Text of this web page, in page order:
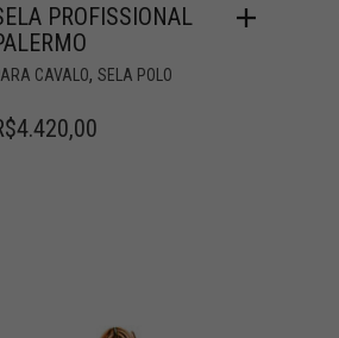
PROFISSIONAL
CAVALO, SELA POLO
4.420,00